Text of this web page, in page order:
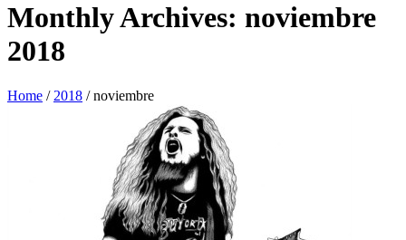
Monthly Archives: noviembre
2018
Home / 2018 /noviembre